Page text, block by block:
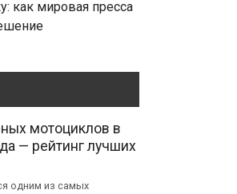
как мировая пресса
мотоциклов в
— рейтинг лучших
одним из самых